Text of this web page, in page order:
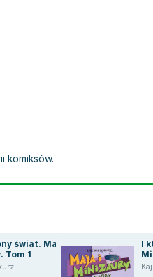
komiksów.
,Kajetan Wykurz praca zbiorowa,
świat. Maja i
Tom 1
I